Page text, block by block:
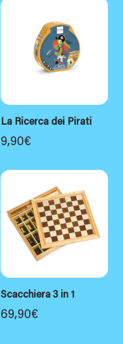
La Ricerca dei Pirati
9,90€
Scacchiera 3 in 1
69,90€